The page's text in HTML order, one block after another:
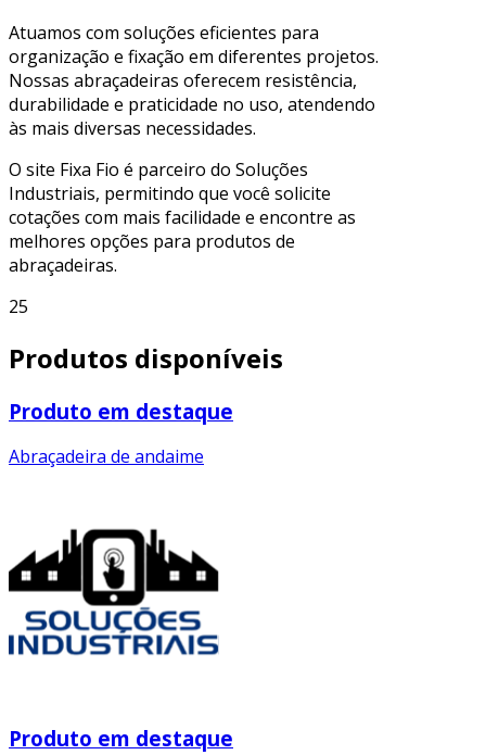
Atuamos com soluções eficientes para
organização e fixação em diferentes projetos.
Nossas abraçadeiras oferecem resistência,
durabilidade e praticidade no uso, atendendo
às mais diversas necessidades.
O site Fixa Fio é parceiro do Soluções
Industriais, permitindo que você solicite
cotações com mais facilidade e encontre as
melhores opções para produtos de
abraçadeiras.
25
Produtos disponíveis
Produto em destaque
Abraçadeira de andaime
Produto em destaque